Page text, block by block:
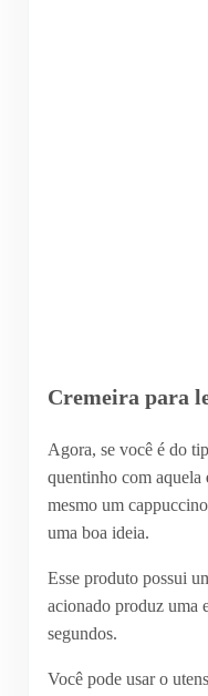
Cremeira para
Agora, se você é do
quentinho com aquela
mesmo um
uma boa ideia.
Esse produto possui
acionado produz uma
segundos.
Você pode usar o